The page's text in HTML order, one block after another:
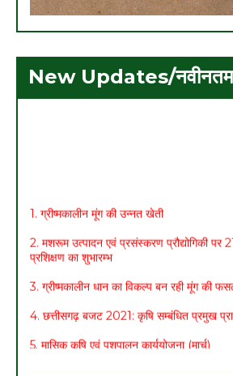
New Updates/नवीनतम
2. मशरूम उत्पादन एवं प्रसंस्करण प्रौद्योगिकी पर 21
3. ग्रीष्मकालीन धान का विकल्प बन रही मूंग की फसल
4. छत्तीसगढ़ बजट 2021: कृषि सम्बंधित प्रमुख
5. मासिक कृषि एवं पशुपालन कार्ययोजना (मार्च)
6. अच्छा मुनाफा कमाने के लिए (फरवरी-मार्च) में करें